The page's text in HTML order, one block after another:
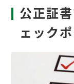
公正証
ェック